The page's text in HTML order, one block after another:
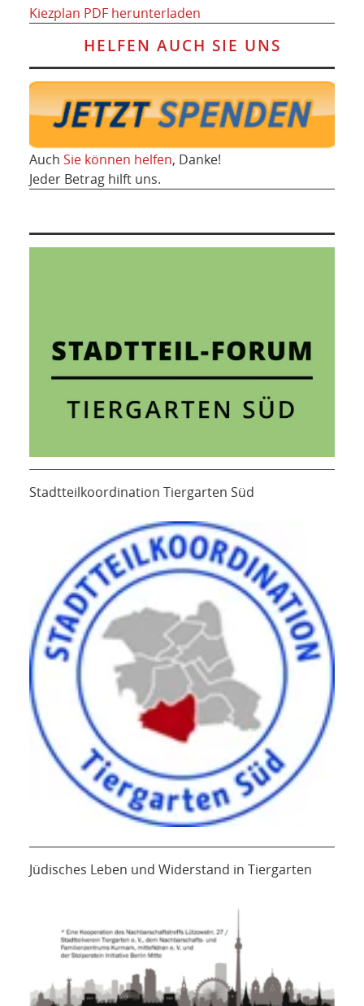
Kiezplan PDF herunterladen
HELFEN AUCH SIE UNS
Auch Sie können helfen, Danke!
Jeder Betrag hilft uns.
Stadtteilkoordination Tiergarten Süd
Jüdisches Leben und Widerstand in Tiergarten